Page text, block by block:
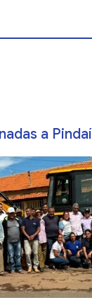
a Pindaí